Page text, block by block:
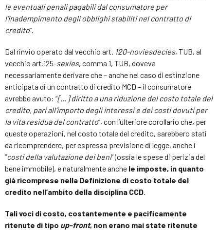
le eventuali penali pagabili dal consumatore per
l’inadempimento degli obblighi stabiliti nel contratto di
credito”.
Dal rinvio operato dal vecchio art. 120-noviesdecies, TUB, al
vecchio art.125-sexies, comma 1, TUB, doveva
necessariamente derivare che – anche nel caso di estinzione
anticipata di un contratto di credito MCD – il consumatore
avrebbe avuto: “[…] diritto a una riduzione del costo totale del
credito, pari all’importo degli interessi e dei costi dovuti per
la vita residua del contratto”, con l’ulteriore corollario che, per
queste operazioni, nel costo totale del credito, sarebbero stati
da ricomprendere, per espressa previsione di legge, anche i
“costi della valutazione dei beni” (ossia le spese di perizia del
bene immobile), e naturalmente anche le imposte, in quanto
già ricomprese nella Definizione di costo totale del
credito nell’ambito della disciplina CCD.
Tali voci di costo, costantemente e pacificamente
ritenute di tipo up-front, non erano mai state ritenute